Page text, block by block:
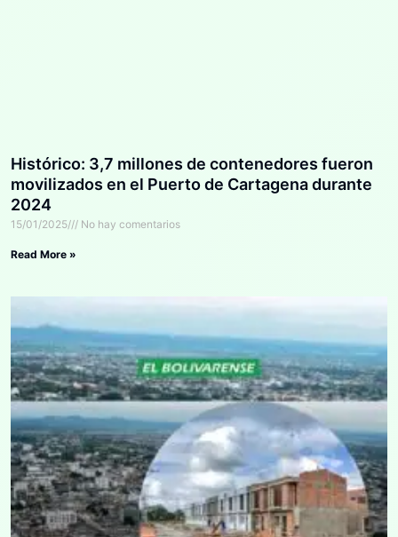
Histórico: 3,7 millones de contenedores fueron
movilizados en el Puerto de Cartagena durante
2024
15/01/2025 No hay comentarios
Read More »